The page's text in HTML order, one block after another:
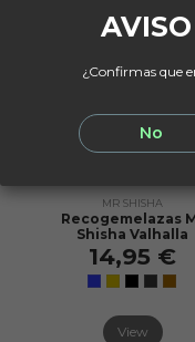
MR SHISHA
Recogemelazas
Shisha Valhalla
14,95 €
View
¿Confirmas que
No